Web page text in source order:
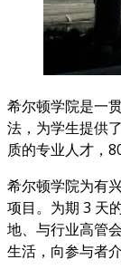
希尔顿学院是一
法，为学生提供
质的专业人才，
希尔顿学院为有
项目。为期 3 天
地、与行业高管
生活，向参与者